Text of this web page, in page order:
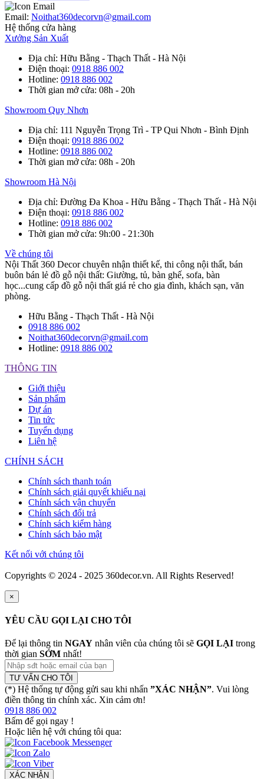
Email: Noithat360decorvn@gmail.com
Hệ thống cửa hàng
Xưởng Sản Xuất
Địa chỉ: Hữu Bằng - Thạch Thất - Hà Nội
Điện thoại: 0918 886 002
Hotline: 0918 886 002
Thời gian mở cửa: 08h - 20h
Showroom Quy Nhơn
Địa chỉ: 111 Nguyễn Trọng Trì - TP Qui Nhơn - Bình Định
Điện thoại: 0918 886 002
Hotline: 0918 886 002
Thời gian mở cửa: 08h - 20h
Showroom Hà Nội
Địa chỉ: Đường Đa Khoa - Hữu Bằng - Thạch Thất - Hà Nội
Điện thoại: 0918 886 002
Hotline: 0918 886 002
Thời gian mở cửa: 9h:00 - 21:30h
Về chúng tôi
Nội Thất 360 Decor chuyên nhận thiết kế, thi công nội thất, bán
buôn bán lẻ đồ gỗ nội thất: Giường, tủ, bàn ghế, sofa, bàn
học...cung cấp đồ gỗ nội thất giá rẻ cho gia đình, khách sạn, văn
phòng.
Hữu Bằng - Thạch Thất - Hà Nội
0918 886 002
Noithat360decorvn@gmail.com
Hotline: 0918 886 002
THÔNG TIN
Giới thiệu
Sản phẩm
Dự án
Tin tức
Tuyển dụng
Liên hệ
CHÍNH SÁCH
Chính sách thanh toán
Chính sách giải quyết khiếu nại
Chính sách vận chuyển
Chính sách đổi trả
Chính sách kiểm hàng
Chính sách bảo mật
Kết nối với chúng tôi
Copyrights © 2024 - 2025 360decor.vn. All Rights Reserved!
×
YÊU CẦU GỌI LẠI CHO TÔI
Để lại thông tin NGAY nhân viên của chúng tôi sẽ GỌI LẠI trong
thời gian SỚM nhất!
TƯ VẤN CHO TÔI
(*) Hệ thống tự động gửi sau khi nhấn ”XÁC NHẬN”. Vui lòng
điền thông tin chính xác. Xin cảm ơn!
0918 886 002
Bấm để gọi ngay !
Hoặc liên hệ với chúng tôi qua:
XÁC NHẬN